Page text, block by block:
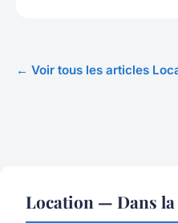
← Voir tous les articles
Location — Dans